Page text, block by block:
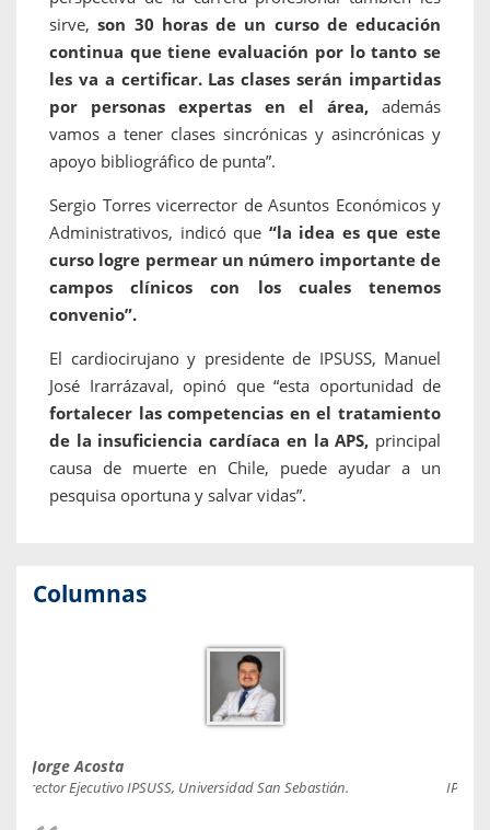
sirve,son 30 horas de un curso de educación
continua que tiene evaluación por lo tanto se
les va a certificar. Las clases serán impartidas
por personas expertas en el área, además
vamos a tener clases sincrónicas y asincrónicas y
apoyo bibliográfico de punta”.
Sergio Torres vicerrector de Asuntos Económicos y
Administrativos, indicó que “la idea es que este
curso logre permear un número importante de
campos clínicos con los cuales tenemos
convenio”.
El cardiocirujano y presidente de IPSUSS, Manuel
José Irarrázaval, opinó que “esta oportunidad de
fortalecer las competencias en el tratamiento
de la insuficiencia cardíaca en la APS, principal
causa de muerte en Chile, puede ayudar a un
pesquisa oportuna y salvar vidas”.
Columnas
Jorge Acosta
Director Ejecutivo IPSUSS, Universidad San Sebastián.